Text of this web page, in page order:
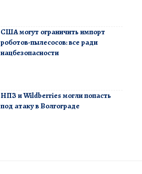
США могут ограничить импорт
роботов-пылесосов: все ради
нацбезопасности
НПЗ и Wildberries могли попасть
под атаку в Волгограде